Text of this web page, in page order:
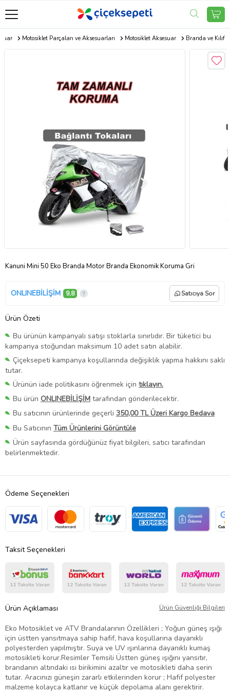
Motosiklet Parçaları ve Aksesuarları Motosiklet Aksesuar Branda ve Kılıf
Kanuni Mini 50 Eko Branda Motor Branda Ekonomik Koruma Gri
ONLINEBİLİŞİM 9,8 Satıcıya Sor
Ürün Özeti
Bu ürünün kampanyalı satışı stoklarla sınırlıdır. Bir tüketici bu
kampanya stoğundan maksimum 10 adet satın alabilir.
Çiçeksepeti kampanya koşullarında değişiklik yapma hakkını saklı
tutar.
Ürünün iade politikasını öğrenmek için tıklayın.
Bu ürün ONLINEBİLİŞİM tarafından gönderilecektir.
Bu satıcının ürünlerinde geçerli 350,00 TL Üzeri Kargo Bedava
Bu Satıcının Tüm Ürünlerini Görüntüle
Ürün sayfasında gördüğünüz fiyat bilgileri, satıcı tarafından
belirlenmektedir.
Ödeme Seçenekleri
Taksit Seçenekleri
Ürün Açıklaması Ürün Güvenliği Bilgileri
Eko Motosiklet ve ATV Brandalarının Özellikleri ; Yoğun güneş ışığı
için üstten yansıtmaya sahip hafif, hava koşullarına dayanıklı
polyesterden yapılmıştır. Suya ve UV ışınlarına dayanıklı kumaş
motosikleti korur.Resimler Temsili Üstten güneş ışığını yansıtır,
brandanın altındaki ısı birikimini azaltır ve motosikleti daha serin
tutar. Aracınızı güneşin zararlı etkilerinden korur ; Hafif polyester
malzeme kolayca katlanır ve küçük depolama alanı gerektirir.